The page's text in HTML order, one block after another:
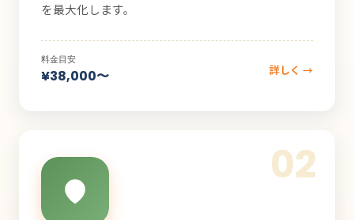
を最大化します。
料金目安
¥38,000〜 詳しく →
02